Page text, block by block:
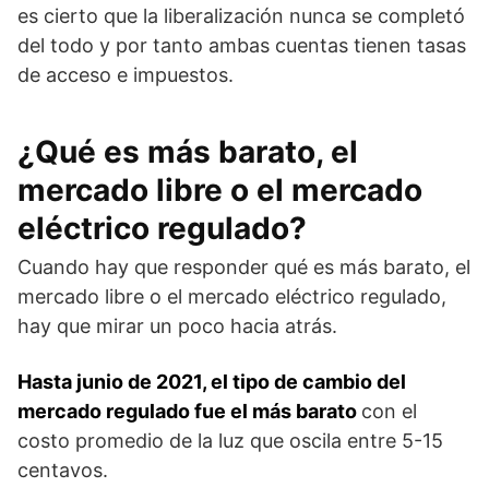
es cierto que la liberalización nunca se completó
del todo y por tanto ambas cuentas tienen tasas
de acceso e impuestos.
¿Qué es más barato, el
mercado libre o el mercado
eléctrico regulado?
Cuando hay que responder qué es más barato, el
mercado libre o el mercado eléctrico regulado,
hay que mirar un poco hacia atrás.
Hasta junio de 2021, el tipo de cambio del
mercado regulado fue el más barato con el
costo promedio de la luz que oscila entre 5-15
centavos.